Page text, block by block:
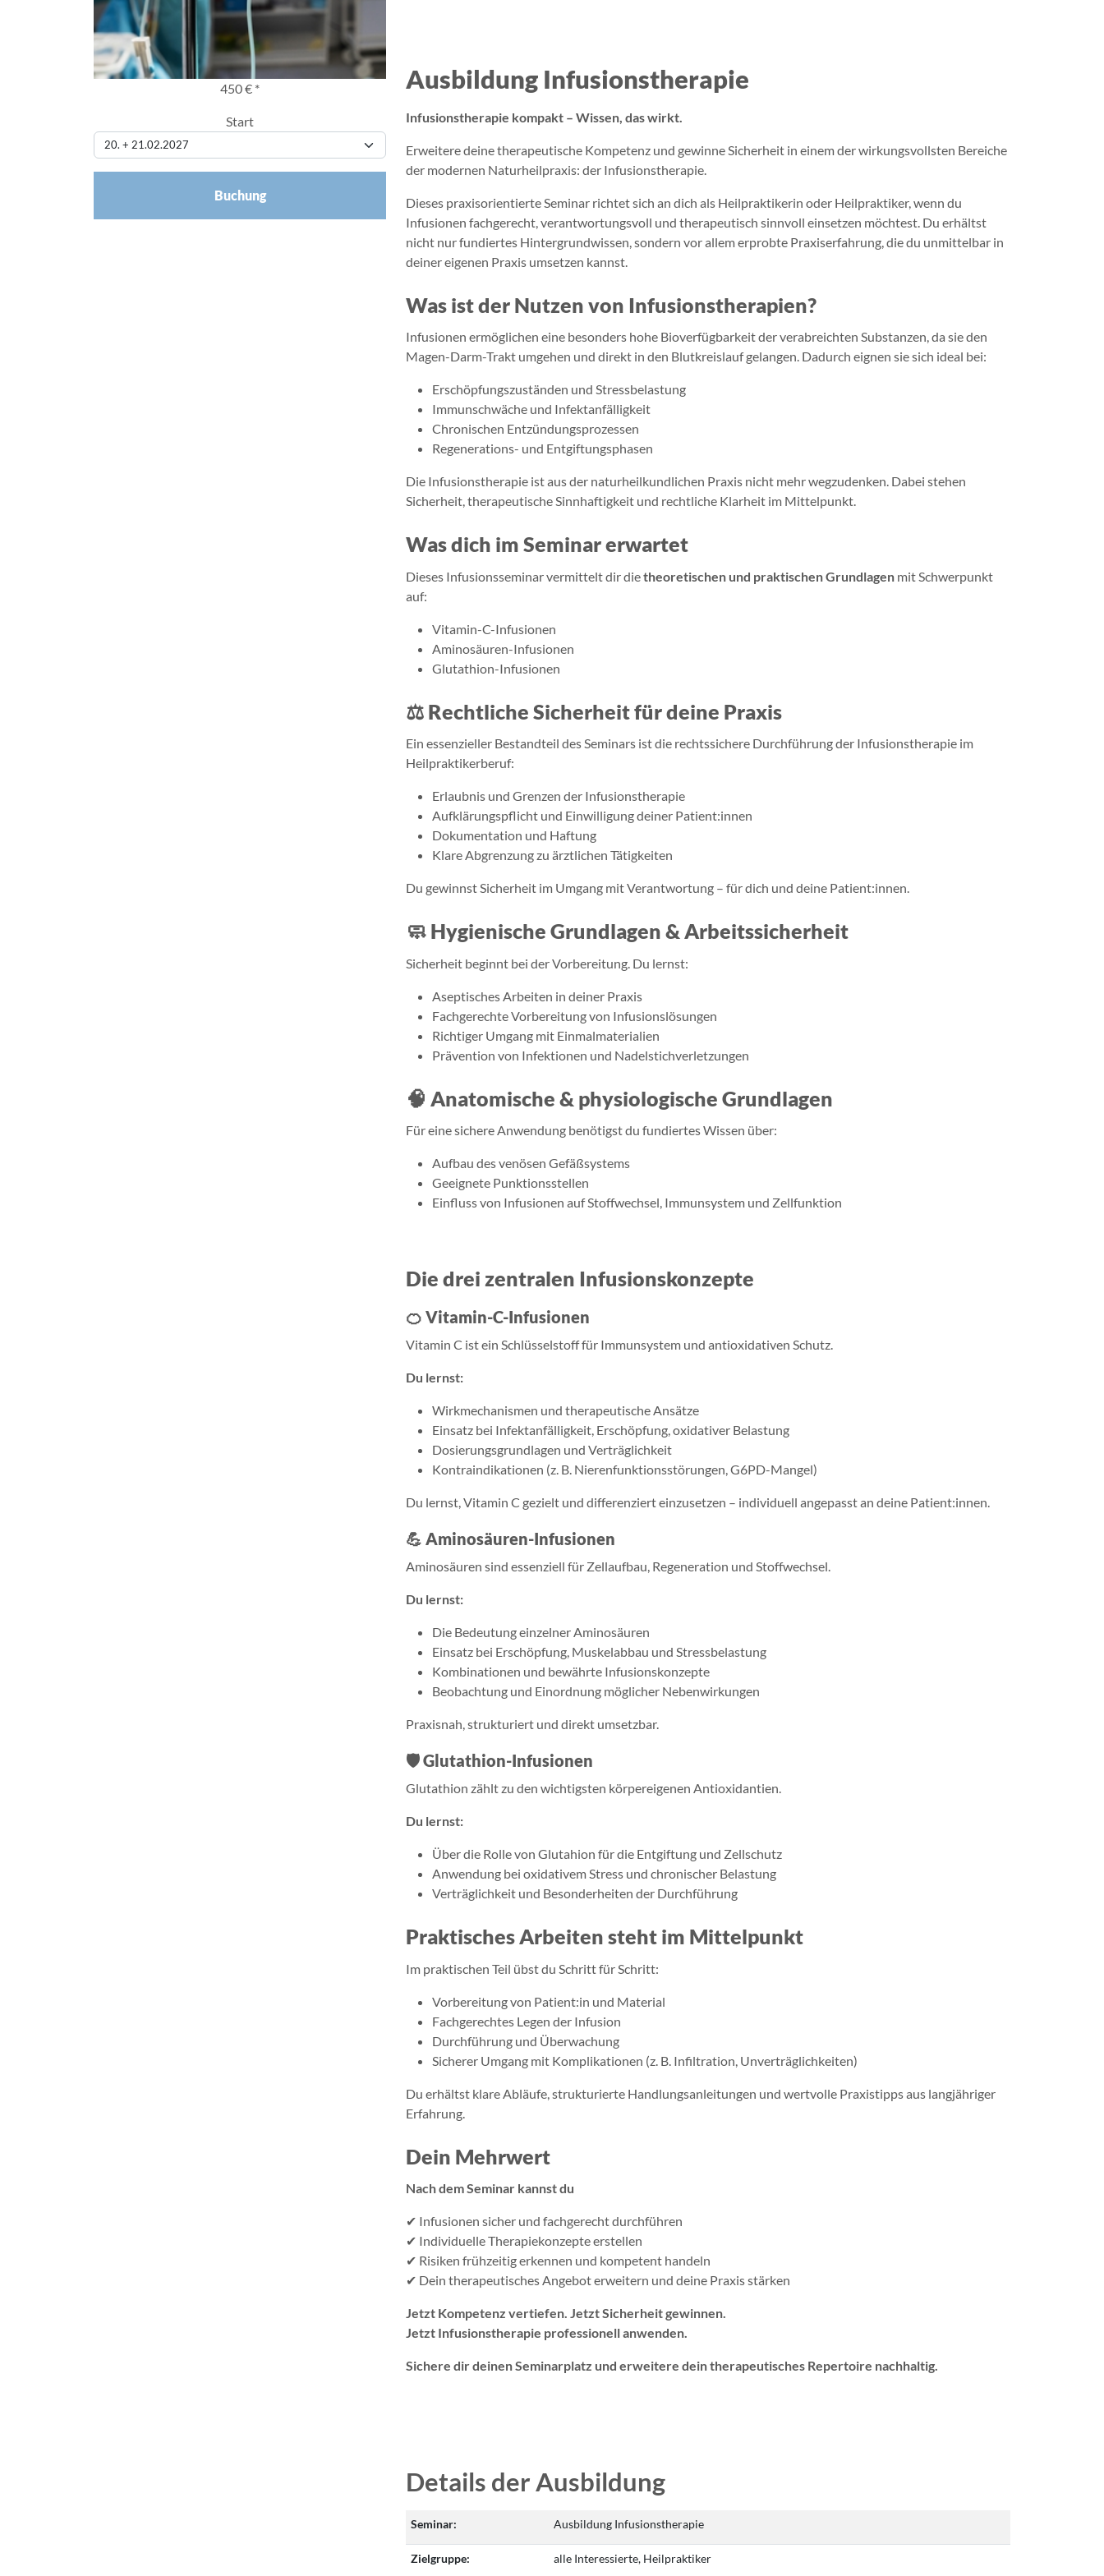
450 € *
Start
Buchung
Ausbildung Infusionstherapie
Infusionstherapie kompakt – Wissen, das wirkt.
Erweitere deine therapeutische Kompetenz und gewinne Sicherheit in einem der wirkungsvollsten Bereiche
der modernen Naturheilpraxis: der Infusionstherapie.
Dieses praxisorientierte Seminar richtet sich an dich als Heilpraktikerin oder Heilpraktiker, wenn du
Infusionen fachgerecht, verantwortungsvoll und therapeutisch sinnvoll einsetzen möchtest. Du erhältst
nicht nur fundiertes Hintergrundwissen, sondern vor allem erprobte Praxiserfahrung, die du unmittelbar in
deiner eigenen Praxis umsetzen kannst.
Was ist der Nutzen von Infusionstherapien?
Infusionen ermöglichen eine besonders hohe Bioverfügbarkeit der verabreichten Substanzen, da sie den
Magen-Darm-Trakt umgehen und direkt in den Blutkreislauf gelangen. Dadurch eignen sie sich ideal bei:
Erschöpfungszuständen und Stressbelastung
Immunschwäche und Infektanfälligkeit
Chronischen Entzündungsprozessen
Regenerations- und Entgiftungsphasen
Die Infusionstherapie ist aus der naturheilkundlichen Praxis nicht mehr wegzudenken. Dabei stehen
Sicherheit, therapeutische Sinnhaftigkeit und rechtliche Klarheit im Mittelpunkt.
Was dich im Seminar erwartet
Dieses Infusionsseminar vermittelt dir dietheoretischen und praktischen Grundlagen mit Schwerpunkt
auf:
Vitamin-C-Infusionen
Aminosäuren-Infusionen
Glutathion-Infusionen
⚖ Rechtliche Sicherheit für deine Praxis
Ein essenzieller Bestandteil des Seminars ist die rechtssichere Durchführung der Infusionstherapie im
Heilpraktikerberuf:
Erlaubnis und Grenzen der Infusionstherapie
Aufklärungspflicht und Einwilligung deiner Patient:innen
Dokumentation und Haftung
Klare Abgrenzung zu ärztlichen Tätigkeiten
Du gewinnst Sicherheit im Umgang mit Verantwortung – für dich und deine Patient:innen.
🧼 Hygienische Grundlagen & Arbeitssicherheit
Sicherheit beginnt bei der Vorbereitung. Du lernst:
Aseptisches Arbeiten in deiner Praxis
Fachgerechte Vorbereitung von Infusionslösungen
Richtiger Umgang mit Einmalmaterialien
Prävention von Infektionen und Nadelstichverletzungen
🧠 Anatomische & physiologische Grundlagen
Für eine sichere Anwendung benötigst du fundiertes Wissen über:
Aufbau des venösen Gefäßsystems
Geeignete Punktionsstellen
Einfluss von Infusionen auf Stoffwechsel, Immunsystem und Zellfunktion
Die drei zentralen Infusionskonzepte
🍊 Vitamin-C-Infusionen
Vitamin C ist ein Schlüsselstoff für Immunsystem und antioxidativen Schutz.
Du lernst:
Wirkmechanismen und therapeutische Ansätze
Einsatz bei Infektanfälligkeit, Erschöpfung, oxidativer Belastung
Dosierungsgrundlagen und Verträglichkeit
Kontraindikationen (z. B. Nierenfunktionsstörungen, G6PD-Mangel)
Du lernst, Vitamin C gezielt und differenziert einzusetzen – individuell angepasst an deine Patient:innen.
💪 Aminosäuren-Infusionen
Aminosäuren sind essenziell für Zellaufbau, Regeneration und Stoffwechsel.
Du lernst:
Die Bedeutung einzelner Aminosäuren
Einsatz bei Erschöpfung, Muskelabbau und Stressbelastung
Kombinationen und bewährte Infusionskonzepte
Beobachtung und Einordnung möglicher Nebenwirkungen
Praxisnah, strukturiert und direkt umsetzbar.
🛡Glutathion-Infusionen
Glutathion zählt zu den wichtigsten körpereigenen Antioxidantien.
Du lernst:
Über die Rolle von Glutahion für die Entgiftung und Zellschutz
Anwendung bei oxidativem Stress und chronischer Belastung
Verträglichkeit und Besonderheiten der Durchführung
Praktisches Arbeiten steht im Mittelpunkt
Im praktischen Teil übst du Schritt für Schritt:
Vorbereitung von Patient:in und Material
Fachgerechtes Legen der Infusion
Durchführung und Überwachung
Sicherer Umgang mit Komplikationen (z. B. Infiltration, Unverträglichkeiten)
Du erhältst klare Abläufe, strukturierte Handlungsanleitungen und wertvolle Praxistipps aus langjähriger
Erfahrung.
Dein Mehrwert
Nach dem Seminar kannst du
✔ Infusionen sicher und fachgerecht durchführen
✔ Individuelle Therapiekonzepte erstellen
✔ Risiken frühzeitig erkennen und kompetent handeln
✔ Dein therapeutisches Angebot erweitern und deine Praxis stärken
Jetzt Kompetenz vertiefen. Jetzt Sicherheit gewinnen.
Jetzt Infusionstherapie professionell anwenden.
Sichere dir deinen Seminarplatz und erweitere dein therapeutisches Repertoire nachhaltig.
Details der Ausbildung
Seminar: Ausbildung Infusionstherapie
Zielgruppe: alle Interessierte, Heilpraktiker